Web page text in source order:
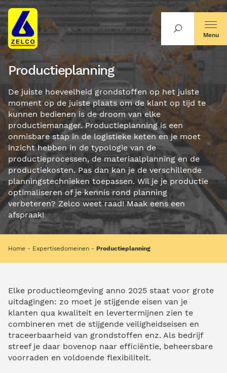
Productieplanning
De juiste hoeveelheid grondstoffen op het juiste
moment op de juiste plaats om de klant op tijd te
kunnen bedienen is de droom van elke
productiemanager. Productieplanning is een
onmisbare stap in de logistieke keten en je moet
inzicht hebben in de typologie van de
productieprocessen, de materiaalplanning en de
productiekosten. Pas dan kan je de verschillende
planningstechnieken toepassen. Wil je je productie
optimaliseren of je kennis rond planning
verbeteren? Zelco weet raad! Maak eens een
afspraak!
Home Expertisedomeinen Productieplanning
Menu
Elke productieomgeving anno 2025 staat voor grote
uitdagingen: zo moet je stijgende eisen van je
klanten qua kwaliteit en levertermijnen zien te
combineren met de stijgende veiligheidseisen en
traceerbaarheid van grondstoffen enz. Als bedrijf
streef je daar bovenop naar efficiëntie, beheersbare
voorraden en voldoende flexibiliteit.